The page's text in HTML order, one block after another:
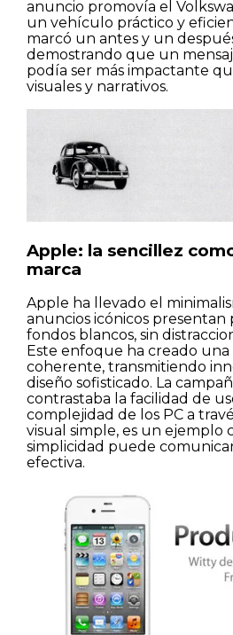
anuncio promovía el
un vehículo práctico y
marcó un antes y un
demostrando que un
podía ser más impactante
visuales y narrativos.
Apple: la sencillez
marca
Apple ha llevado el
anuncios icónicos
fondos blancos, sin
Este enfoque ha creado
coherente, transmitiendo
diseño sofisticado. La
contrastaba la facilidad de
complejidad de los PC a
visual simple, es un ejemplo
simplicidad puede
efectiva.